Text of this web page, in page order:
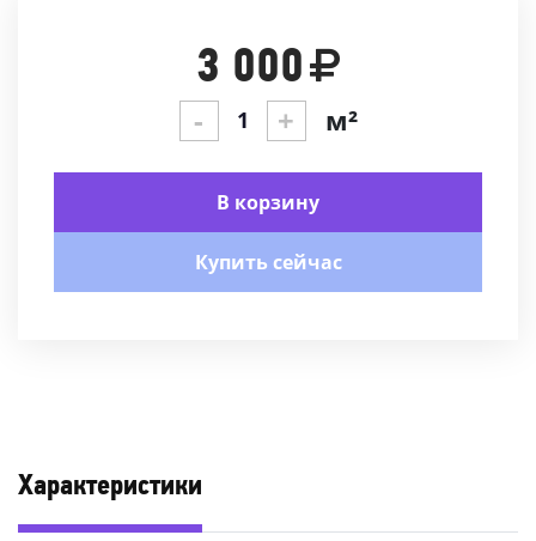
3 000
- + м²
В корзину
Купить сейчас
Характеристики